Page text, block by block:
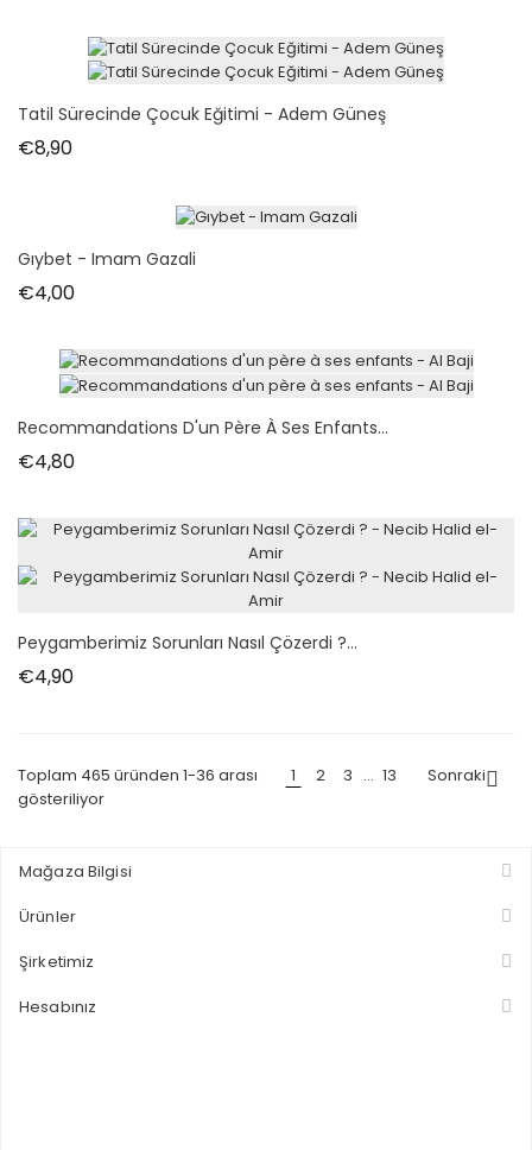
Tatil Sürecinde Çocuk Eğitimi - Adem Güneş
€8,90Fiyat
Gıybet - Imam Gazali
€4,00Fiyat
Recommandations D'un Père À Ses Enfants...
€4,80Fiyat
Peygamberimiz Sorunları Nasıl Çözerdi ?...
€4,90Fiyat
Toplam 465 üründen 1-36 arası
gösteriliyor
1 2 3 … 13 Sonraki
Mağaza Bilgisi
Ürünler
Şirketimiz
Hesabınız